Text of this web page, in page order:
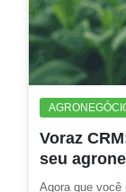
Voraz
seu
Agora que você